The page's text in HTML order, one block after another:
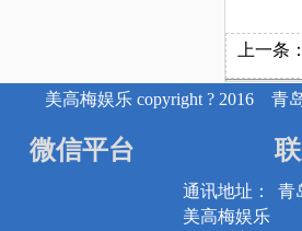
上一条：
美高梅娱乐 copyright ? 2016 青
微信平台
通讯地址：
青
美高梅娱乐